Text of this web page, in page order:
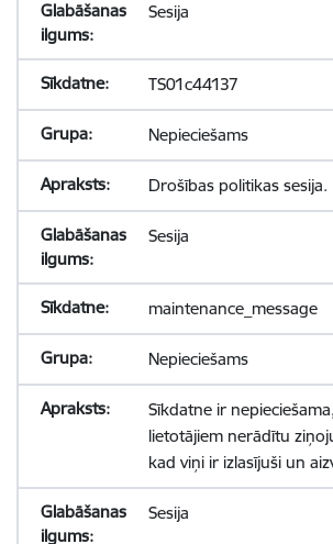
Sesija
TS01c44137
Nepieciešams
Drošības politikas sesija.
Sesija
maintenance_message
Nepieciešams
Sīkdatne ir
lietotājiem nerādītu
kad viņi ir izlasījuši un
Sesija